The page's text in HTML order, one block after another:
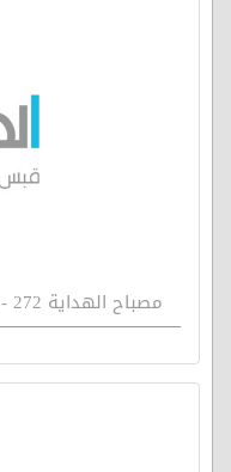
مصباح الهداية 272 - مسائل مختلفة حول الصبر